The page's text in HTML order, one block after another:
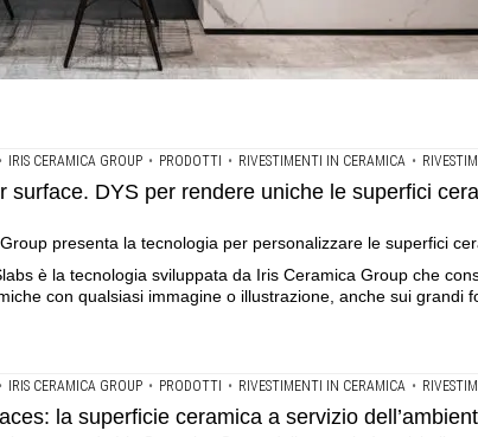
le superfici ceramiche
• IRIS CERAMICA GROUP • PRODOTTI • RIVESTIMENTI IN CERAMICA •
surface. DYS per rendere uniche le superfici
presenta la tecnologia per personalizzare le superfici
è la tecnologia sviluppata da Iris Ceramica Group che
con qualsiasi immagine o illustrazione, anche sui grandi
• IRIS CERAMICA GROUP • PRODOTTI • RIVESTIMENTI IN CERAMICA •
la superficie ceramica a servizio